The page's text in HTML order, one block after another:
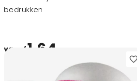
bedrukken
vanaf1,64